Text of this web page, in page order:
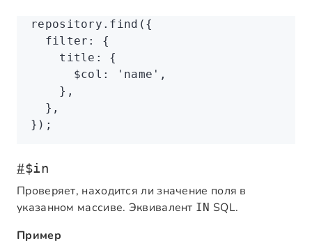
repository .find ({
  filter
:
{
    title
:
{
      $col
: 'name' ,
    }
,
  }
,
});
#$in
Проверяет, находится ли значение поля в
указанном массиве. Эквивалент IN SQL.
Пример